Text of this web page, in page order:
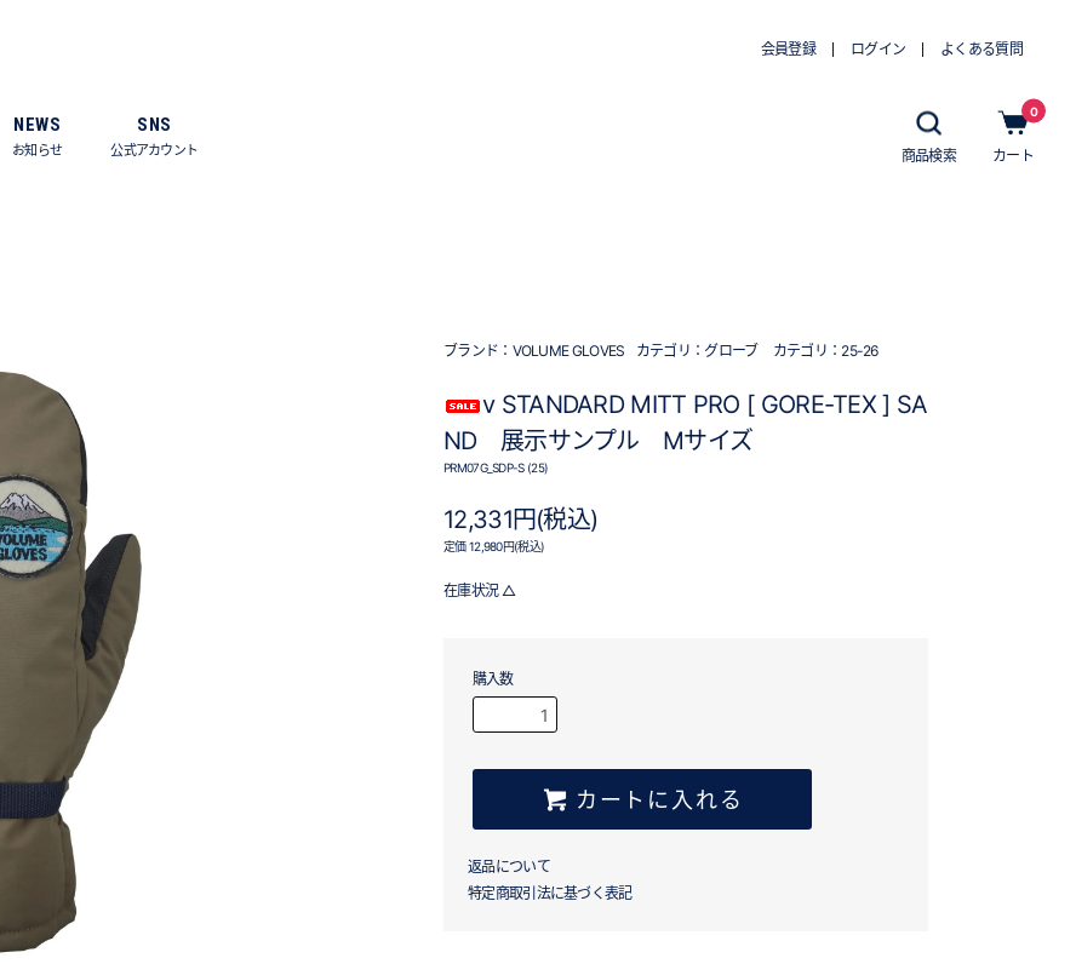
NEWS
お知らせ
SNS
公式アカウント
会員登録 ログイン よくある質問
商品検索 カート
0
ブランド： VOLUME GLOVES カテゴリ： グローブ カテゴリ： 25-26
v STANDARD MITT PRO [ GORE-TEX ] SA
ND 展示サンプル Mサイズ
PRM07G_SDP-S (25)
12,331円(税込)
定価 12,980円(税込)
在庫状況 △
購入数
カートに入れる
返品について
特定商取引法に基づく表記